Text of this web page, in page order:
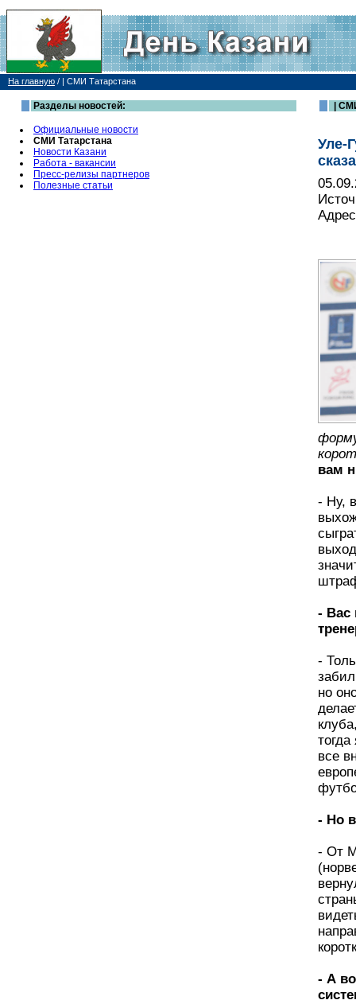
На главную / | СМИ Татарстана
Разделы новостей:
Официальные новости
СМИ Татарстана
Новости Казани
Работа - вакансии
Пресс-релизы партнеров
Полезные статьи
|
Уле-
вам
- Ну,
- Вас
-
но
все
- Но
- От
- А